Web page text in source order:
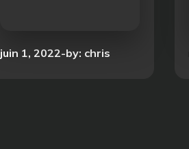
Posted
juin 1, 2022 by: chris